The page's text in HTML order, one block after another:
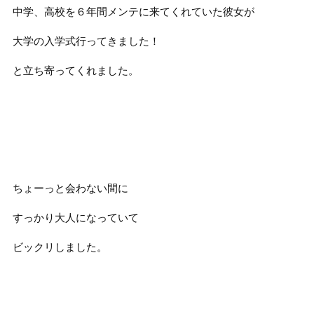
中学、高校を６年間メンテに来てくれていた彼女が
大学の入学式行ってきました！
と立ち寄ってくれました。
ちょーっと会わない間に
すっかり大人になっていて
ビックリしました。